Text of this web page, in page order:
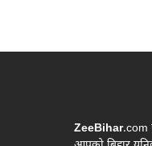
ZeeBihar.com